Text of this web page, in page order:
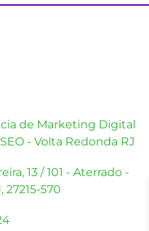
de Marketing Digital
- Volta Redonda RJ
13 / 101 - Aterrado -
570